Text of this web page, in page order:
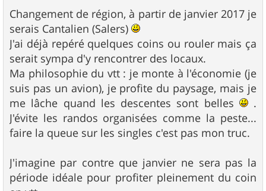
s
s
a
g
e
Changement de région, à partir de janvier 2017 je
serais Cantalien (Salers)
J'ai déjà repéré quelques coins ou rouler mais ça
serait sympa d'y rencontrer des locaux.
Ma philosophie du vtt : je monte à l'économie (je
suis pas un avion), je profite du paysage, mais je
me lâche quand les descentes sont belles
.
J'évite les randos organisées comme la peste...
faire la queue sur les singles c'est pas mon truc.
J'imagine par contre que janvier ne sera pas la
période idéale pour profiter pleinement du coin